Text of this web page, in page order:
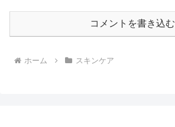
コメントを書き込む
ホーム スキンケア